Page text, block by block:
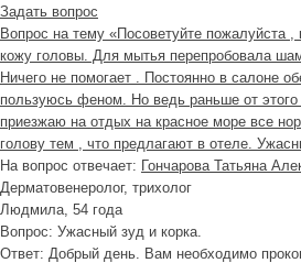
Задать вопрос
Вопрос на тему «Посоветуйте пожалуйста
кожу головы. Для мытья перепробовала
Ничего не помогает . Постоянно в салоне
пользуюсь феном. Но ведь раньше от
приезжаю на отдых на красное море все
голову тем , что предлагают в отеле.
На вопрос отвечает: Гончарова Татьяна
Дерматовенеролог, трихолог
Людмила, 54 года
Вопрос: Ужасный зуд и корка.
Ответ: Добрый день. Вам необходимо